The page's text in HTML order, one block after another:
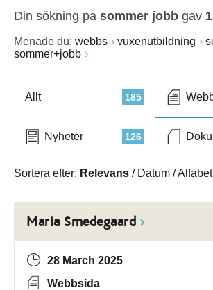
Din sökning på sommer jobb gav
Menade du: webbs vuxenutbildning
sommer+jobb
185
Allt
126
Nyheter
Sortera efter: Relevans / Datum /
Maria Smedegaard
28 March 2025
Webbsida